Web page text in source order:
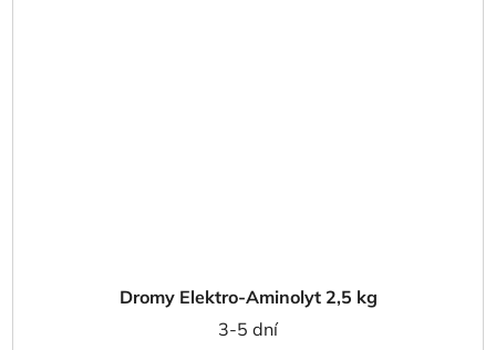
Dromy Elektro-Aminolyt 2,5 kg
3-5 dní